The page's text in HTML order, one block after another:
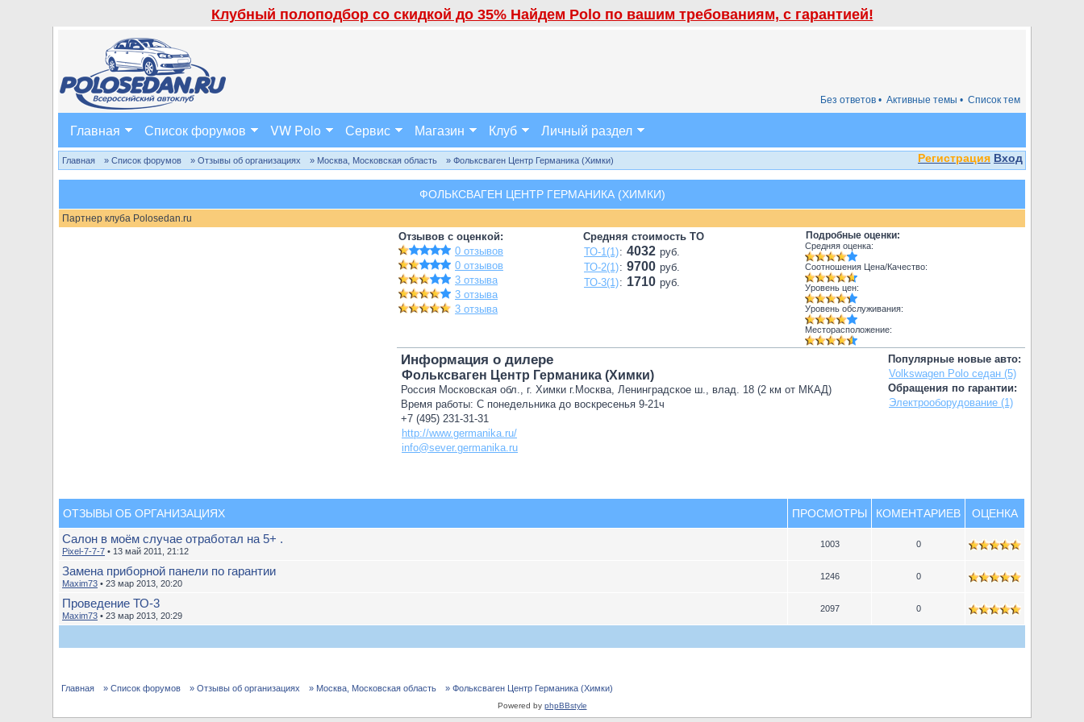
Клубный полоподбор со скидкой до 35% Найдем Polo по вашим требованиям, с гарантией!
Список тем
Активные темы •
Без ответов •
Главная Список форумов VW Polo Сервис Магазин Клуб Личный раздел
Регистрация Вход
Главная » Список форумов » Отзывы об организациях » Москва, Московская область » Фольксваген Центр Германика (Химки)
ФОЛЬКСВАГЕН ЦЕНТР ГЕРМАНИКА (ХИМКИ)
Партнер клуба Polosedan.ru
Отзывов с оценкой:
0 отзывов
0 отзывов
3 отзыва
3 отзыва
3 отзыва
Средняя стоимость ТО
ТО-1(1): 4032 руб.
ТО-2(1): 9700 руб.
ТО-3(1): 1710 руб.
Подробные оценки:
Средняя оценка:
Соотношения Цена/Качество:
Уровень цен:
Уровень обслуживания:
Месторасположение:
Популярные новые авто:
Volkswagen Polo седан (5)
Обращения по гарантии:
Электрооборудование (1)
Информация о дилере
Фольксваген Центр Германика (Химки)
Россия Московская обл., г. Химки г.Москва, Ленинградское ш., влад. 18 (2 км от МКАД)
Время работы: С понедельника до воскресенья 9-21ч
+7 (495) 231-31-31
http://www.germanika.ru/
info@sever.germanika.ru
ОТЗЫВЫ ОБ ОРГАНИЗАЦИЯХ ПРОСМОТРЫ КОМЕНТАРИЕВ ОЦЕНКА
Салон в моём случае отработал на 5+ .
Pixel-7-7-7 • 13 май 2011, 21:12
1003 0
Замена приборной панели по гарантии
Maxim73 • 23 мар 2013, 20:20
1246 0
Проведение ТО-3
Maxim73 • 23 мар 2013, 20:29
2097 0
Главная » Список форумов » Отзывы об организациях » Москва, Московская область » Фольксваген Центр Германика (Химки)
Powered by phpBBstyle